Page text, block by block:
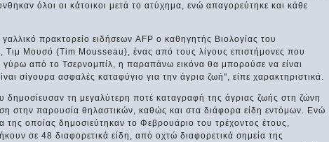
όλοι οι κάτοικοι μετά το ατύχημα, ενώ απαγορεύτηκε και κάθε
πρακτορείο ειδήσεων AFP ο καθηγητής Βιολογίας του
Τιμ Μουσό (Tim Mousseau), ένας από τους λίγους επιστήμονες που
γύρω από το Τσερνομπίλ, η παραπάνω εικόνα θα μπορούσε να είναι
σίγουρα ασφαλές καταφύγιο για την άγρια ζωή", είπε χαρακτηριστικά.
δημοσίευσαν τη μεγαλύτερη ποτέ καταγραφή της άγριας ζωής στη ζώνη
στην παρουσία θηλαστικών, καθώς και στα διάφορα είδη εντόμων. Ενώ
της οποίας δημοσιεύτηκαν το Φεβρουάριο του τρέχοντος έτους,
σε 48 διαφορετικά είδη, από οχτώ διαφορετικά σημεία της